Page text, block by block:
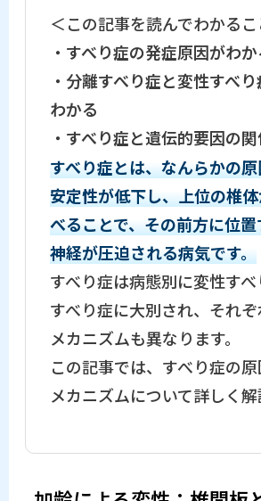
＜この記事を読んでわかるこ
・ すべり症の発症原因がわか
・ 分離すべり症と変性すべ
わかる
・ すべり症と遺伝的要因の
すべり症とは、なんらかの
安定性が低下し、上位の椎
べることで、その前方に位
神経が圧迫される病気です。
すべり症は病態別に変性す
すべり症に大別され、それ
メカニズムも異なります。
この記事では、すべり症の
メカニズムについて詳しく解